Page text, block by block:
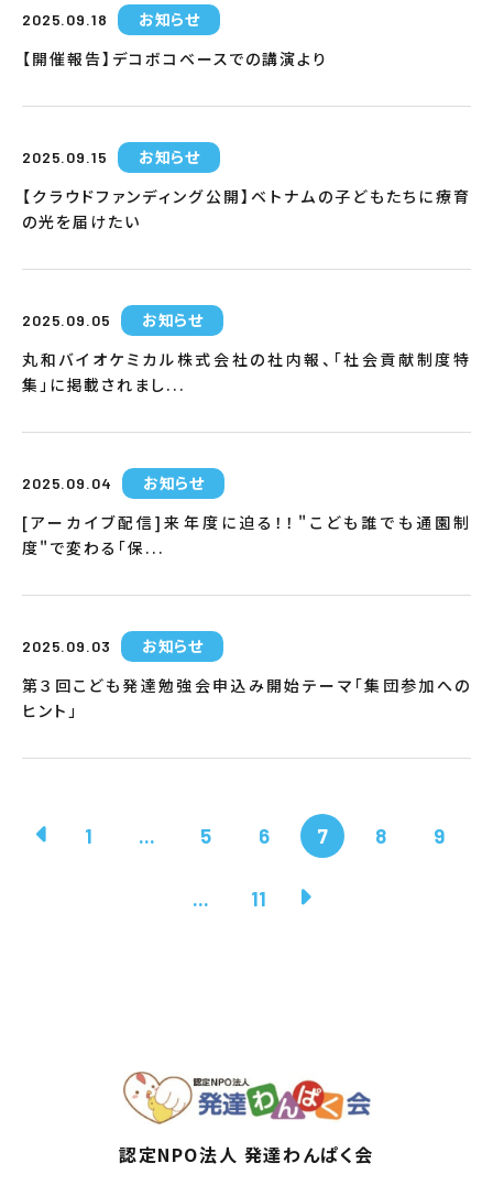
2025.09.18
お知らせ
【開催報告】デコボコベースでの講演より
2025.09.15
お知らせ
【クラウドファンディング公開】ベトナムの子どもたちに療育
の光を届けたい
2025.09.05
お知らせ
丸和バイオケミカル株式会社の社内報、「社会貢献制度特
集」に掲載されまし...
2025.09.04
お知らせ
[アーカイブ配信]来年度に迫る！！"こども誰でも通園制
度"で変わる「保...
2025.09.03
お知らせ
第３回こども発達勉強会申込み開始テーマ「集団参加への
ヒント」
1 ... 5 6 7 8 9
... 11
認定NPO法人 発達わんぱく会